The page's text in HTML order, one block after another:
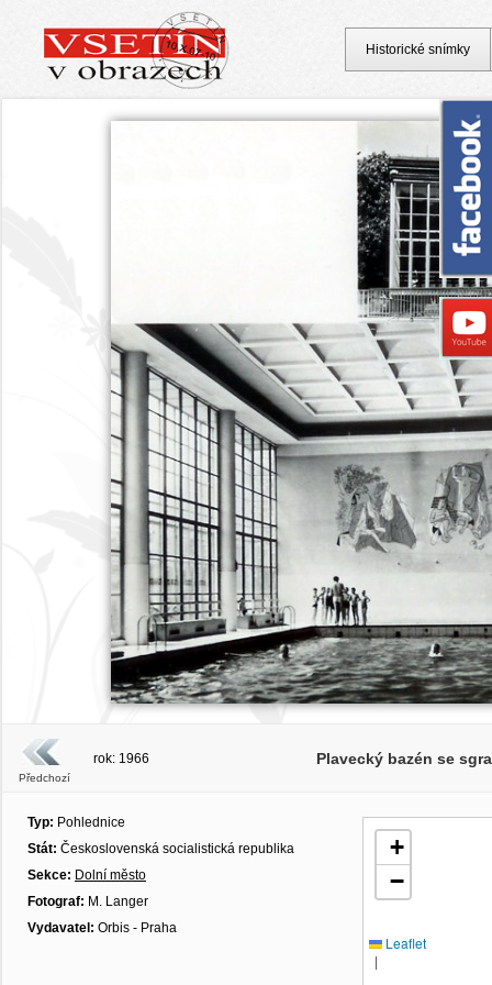
Předchozí
rok: 1966 Plavecký bazén se
Typ: Pohlednice
Stát: Československá socialistická republika
Sekce: Dolní město
Fotograf: M. Langer
Vydavatel: Orbis - Praha
+
−
Leaflet
|
Historické snímky